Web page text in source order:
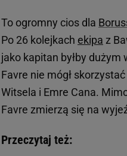
To ogromny cios dla
Po 26 kolejkach ekipa z
jako kapitan byłby
Favre nie mógł
Witsela i Emre Cana.
Favre zmierzą się na
Przeczytaj też: